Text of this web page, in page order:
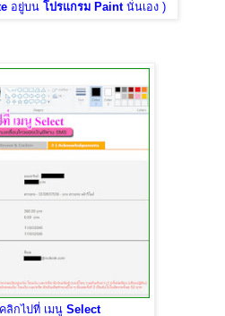
อยู่บน โปรแกรม Paintนั่นเอง )
ลิกไปที่ เมนู Select